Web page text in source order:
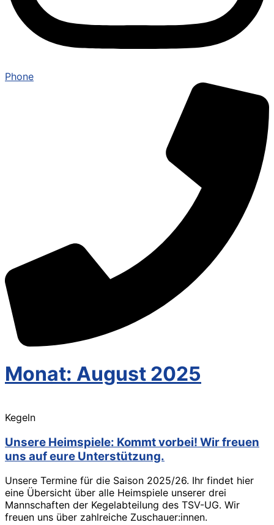
Phone
Monat: August 2025
Kegeln
Unsere Heimspiele: Kommt vorbei! Wir freuen
uns auf eure Unterstützung.
Unsere Termine für die Saison 2025/26. Ihr findet hier
eine Übersicht über alle Heimspiele unserer drei
Mannschaften der Kegelabteilung des TSV-UG. Wir
freuen uns über zahlreiche Zuschauer:innen.